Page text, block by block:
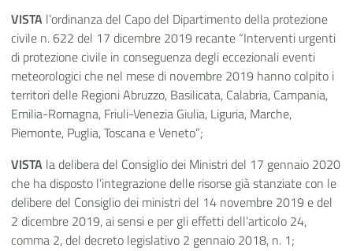
VISTA l’ordinanza del Capo del Dipartimento della protezione
civile n. 622 del 17 dicembre 2019 recante “Interventi urgenti
di protezione civile in conseguenza degli eccezionali eventi
meteorologici che nel mese di novembre 2019 hanno colpito i
territori delle Regioni Abruzzo, Basilicata, Calabria, Campania,
Emilia-Romagna, Friuli-Venezia Giulia, Liguria, Marche,
Piemonte, Puglia, Toscana e Veneto”;
VISTA la delibera del Consiglio dei Ministri del 17 gennaio 2020
che ha disposto l’integrazione delle risorse già stanziate con le
delibere del Consiglio dei ministri del 14 novembre 2019 e del
2 dicembre 2019, ai sensi e per gli effetti dell’articolo 24,
comma 2, del decreto legislativo 2 gennaio 2018, n. 1;